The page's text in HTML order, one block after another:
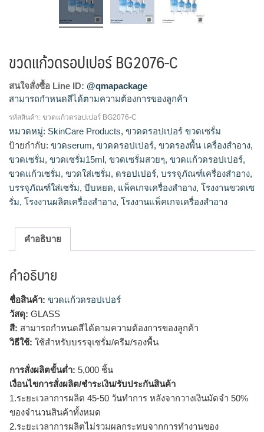
ขวดแก้วดรอปเปอร์ BG2076-C
สนใจสั่งซื้อ Line ID: @qmapackage
สามารถกำหนดสีได้ตามความต้องการของลูกค้า
ขวดแก้วดรอปเปอร์, ขวดแก้วเซรั่ม, ดรอปเปอร์, บรรจุภัณฑ์ใส่เซ
รั่ม, ขวดแก้วเซรั่ม, ขวดเซรั่ม, ขวดใส่เซรั่ม, ขวดดรอปเปอร์, ขวด
เซรั่ม, บีบหยด, ขวดเซรั่มสวยๆ, ขวดserum, โรงงานขวดเซรั่ม,
ขวดเซรั่ม15ml, ขวดรองพื้น เครื่องสำอาง, บรรจุภัณฑ์เครื่อง
สำอาง, แพ็คเกจเครื่องสำอาง, โรงงานแพ็คเกจเครื่องสำอาง,
โรงงานผลิตเครื่องสำอาง
รหัสสินค้า: ขวดแก้วดรอปเปอร์ BG2076-C
หมวดหมู่: SkinCare Products, ขวดดรอปเปอร์ ขวดเซรั่ม
ป้ายกำกับ: ขวดserum, ขวดดรอปเปอร์, ขวดรองพื้น เครื่องสำอาง,
ขวดเซรั่ม, ขวดเซรั่ม15ml, ขวดเซรั่มสวยๆ, ขวดแก้วดรอปเปอร์,
ขวดแก้วเซรั่ม, ขวดใส่เซรั่ม, ดรอปเปอร์, บรรจุภัณฑ์เครื่องสำอาง,
บรรจุภัณฑ์ใส่เซรั่ม, บีบหยด, แพ็คเกจเครื่องสำอาง, โรงงานขวดเซ
รั่ม, โรงงานผลิตเครื่องสำอาง, โรงงานแพ็คเกจเครื่องสำอาง
คำอธิบาย
คำอธิบาย
ชื่อสินค้า: ขวดแก้วดรอปเปอร์
วัสดุ: GLASS
สี: สามารถกำหนดสีได้ตามความต้องการของลูกค้า
วิธีใช้: ใช้สำหรับบรรจุเซรั่ม/ครีม/รองพื้น
การสั่งผลิตขั้นต่ำ: 5,000 ชิ้น
เงื่อนไขการสั่งผลิต/ชำระเงิน/รับประกันสินค้า
1.ระยะเวลาการผลิต 45-50 วันทำการ หลังจากวางเงินมัดจำ 50%
ของจำนวนสินค้าทั้งหมด
2.ระยะเวลาการผลิตไม่รวมผลกระทบจากการทำงานของ